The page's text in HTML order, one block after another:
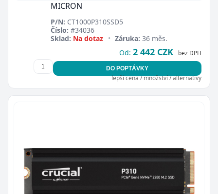
MICRON
P/N: CT1000P310SSD5
Číslo: #34036
Sklad: Na dotaz • Záruka: 36 měs.
Od: 2 442 CZK bez DPH
DO POPTÁVKY
lepší cena / množství / alternativy